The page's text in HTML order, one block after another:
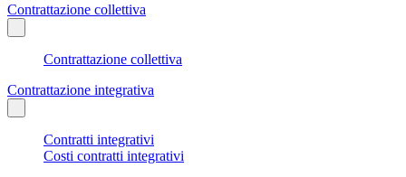
Contrattazione collettiva
Contrattazione collettiva
Contrattazione integrativa
Contratti integrativi
Costi contratti integrativi